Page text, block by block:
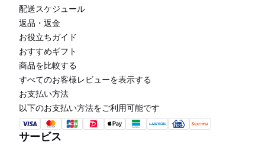
配送スケジュール
返品・返金
お役立ちガイド
おすすめギフト
商品を比較する
すべてのお客様レビューを表示する
お支払い方法
以下のお支払い方法をご利用可能です
サービス